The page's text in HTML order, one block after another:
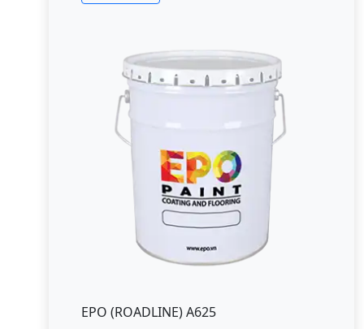
EPO (ROADLINE) A625